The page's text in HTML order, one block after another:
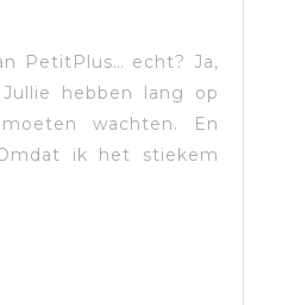
PetitPlus… echt? Ja,
hebben lang op
wachten. En
ik het stiekem